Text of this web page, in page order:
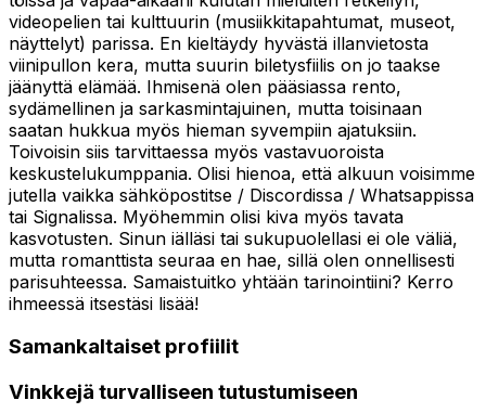
videopelien tai kulttuurin (musiikkitapahtumat, museot,
näyttelyt) parissa. En kieltäydy hyvästä illanvietosta
viinipullon kera, mutta suurin biletysfiilis on jo taakse
jäänyttä elämää. Ihmisenä olen pääsiassa rento,
sydämellinen ja sarkasmintajuinen, mutta toisinaan
saatan hukkua myös hieman syvempiin ajatuksiin.
Toivoisin siis tarvittaessa myös vastavuoroista
keskustelukumppania. Olisi hienoa, että alkuun voisimme
jutella vaikka sähköpostitse / Discordissa / Whatsappissa
tai Signalissa. Myöhemmin olisi kiva myös tavata
kasvotusten. Sinun iälläsi tai sukupuolellasi ei ole väliä,
mutta romanttista seuraa en hae, sillä olen onnellisesti
parisuhteessa. Samaistuitko yhtään tarinointiini? Kerro
ihmeessä itsestäsi lisää!
Samankaltaiset profiilit
Vinkkejä turvalliseen tutustumiseen